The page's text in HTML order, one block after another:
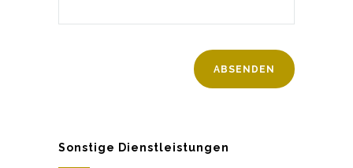
Sonstige Dienstleistungen